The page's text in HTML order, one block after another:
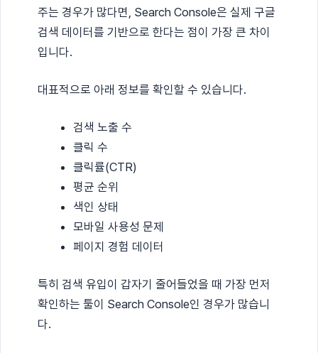
주는 경우가 많다면, Search Console은 실제 구글
검색 데이터를 기반으로 한다는 점이 가장 큰 차이
입니다.
대표적으로 아래 정보를 확인할 수 있습니다.
검색 노출 수
클릭 수
클릭률(CTR)
평균 순위
색인 상태
모바일 사용성 문제
페이지 경험 데이터
특히 검색 유입이 갑자기 줄어들었을 때 가장 먼저
확인하는 툴이 Search Console인 경우가 많습니
다.